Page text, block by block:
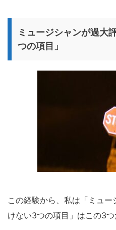
ミュージシャンが過大
つの項目」
この経験から、私は「ミュ
けない3つの項目」はこの3つ